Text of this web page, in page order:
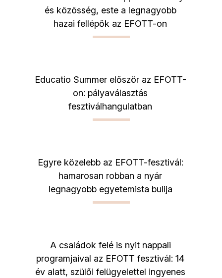
és közösség, este a legnagyobb
hazai fellépők az EFOTT-on
Educatio Summer először az EFOTT-
on: pályaválasztás
fesztiválhangulatban
Egyre közelebb az EFOTT-fesztivál:
hamarosan robban a nyár
legnagyobb egyetemista bulija
A családok felé is nyit nappali
programjaival az EFOTT fesztivál: 14
év alatt, szülői felügyelettel ingyenes